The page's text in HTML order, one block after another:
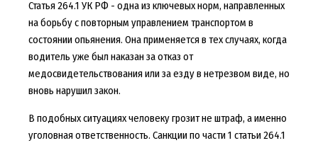
Статья 264.1 УК РФ - одна из ключевых норм, направленных
на борьбу с повторным управлением транспортом в
состоянии опьянения. Она применяется в тех случаях, когда
водитель уже был наказан за отказ от
медосвидетельствования или за езду в нетрезвом виде, но
вновь нарушил закон.
В подобных ситуациях человеку грозит не штраф, а именно
уголовная ответственность. Санкции по части 1 статьи 264.1